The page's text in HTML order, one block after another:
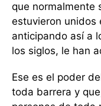
que normalmente
estuvieron unidos
anticipando así a
los siglos, le han
Ese es el poder
toda barrera y